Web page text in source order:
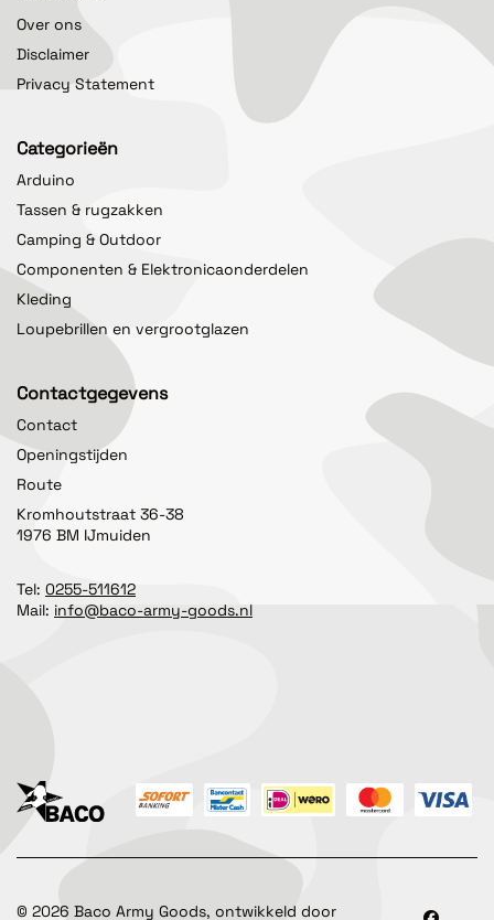
Over ons
Disclaimer
Privacy Statement
Categorieën
Arduino
Tassen & rugzakken
Camping & Outdoor
Componenten & Elektronicaonderdelen
Kleding
Loupebrillen en vergrootglazen
Contactgegevens
Contact
Openingstijden
Route
Kromhoutstraat 36-38
1976 BM IJmuiden
Tel: 0255-511612
Mail: info@baco-army-goods.nl
© 2026 Baco Army Goods, ontwikkeld door